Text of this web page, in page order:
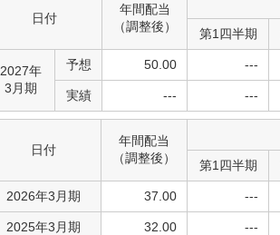
日付
年間配当
（調整後）
第1四半期
2027年
3月期
予想 50.00 ---
実績 --- ---
日付
年間配当
（調整後）
第1四半期
2026年3月期 37.00 ---
2025年3月期 32.00 ---